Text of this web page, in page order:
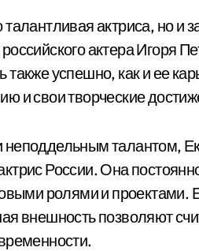
актриса, но и
актера Игоря
успешно, как и ее
и свои творческие
талантом,
России. Она
ролями и проектами.
внешность позволяют